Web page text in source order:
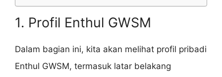
1. Profil Enthul GWSM
Dalam bagian ini, kita akan melihat profil pribadi
Enthul GWSM, termasuk latar belakang